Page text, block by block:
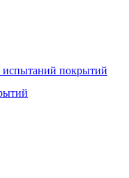
контроля